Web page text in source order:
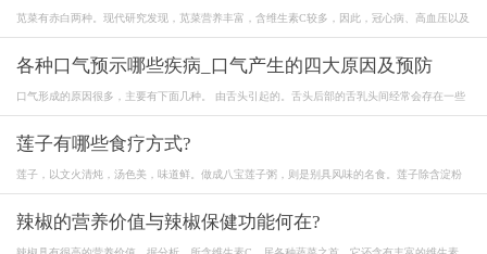
苋菜有赤白两种。现代研究发现，苋菜营养丰富，含维生素C较多，因此，冠心病、高血压以及
各种口气预示哪些疾病_口气产生的四大原因及预防
口气形成的原因很多，主要有下面几种。 由舌头引起的。舌头后部的舌乳头间经常会存在一些
莲子有哪些食疗方式?
莲子，以文火清炖，汤色美，味道鲜。做成八宝莲子粥，则是别具风味的名食。莲子除含淀粉
辣椒的营养价值与辣椒保健功能何在?